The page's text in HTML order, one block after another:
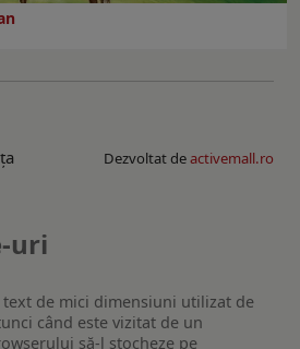
Dezvoltat deactivemall.ro
uri
de mici dimensiuni utilizat de
când este vizitat de un
să-l stocheze pe